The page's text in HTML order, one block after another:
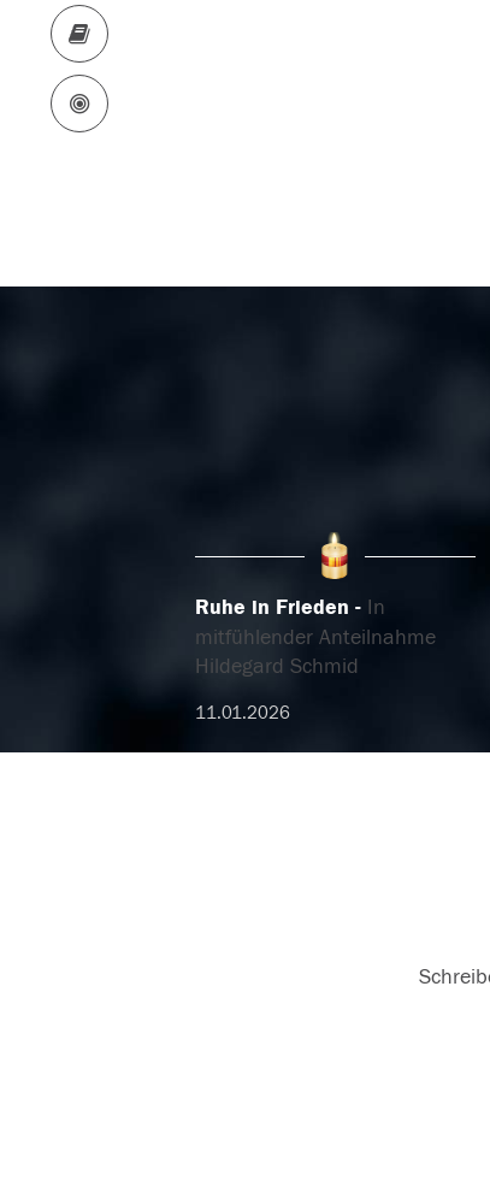
Ruhe in Frieden
In
mitfühlender Anteilnahme
Hildegard Schmid
11.01.2026